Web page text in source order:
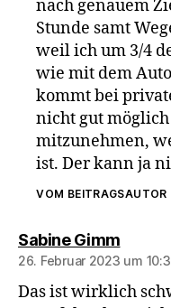
nach genauem
Stunde samt
weil ich um 3/4
wie mit dem
kommt bei
nicht gut
mitzunehmen,
ist. Der kann ja
VOM BEITRAGSAUTOR
Sabine Gimmsagt:
26. Februar 2023 um
Das ist wirklich